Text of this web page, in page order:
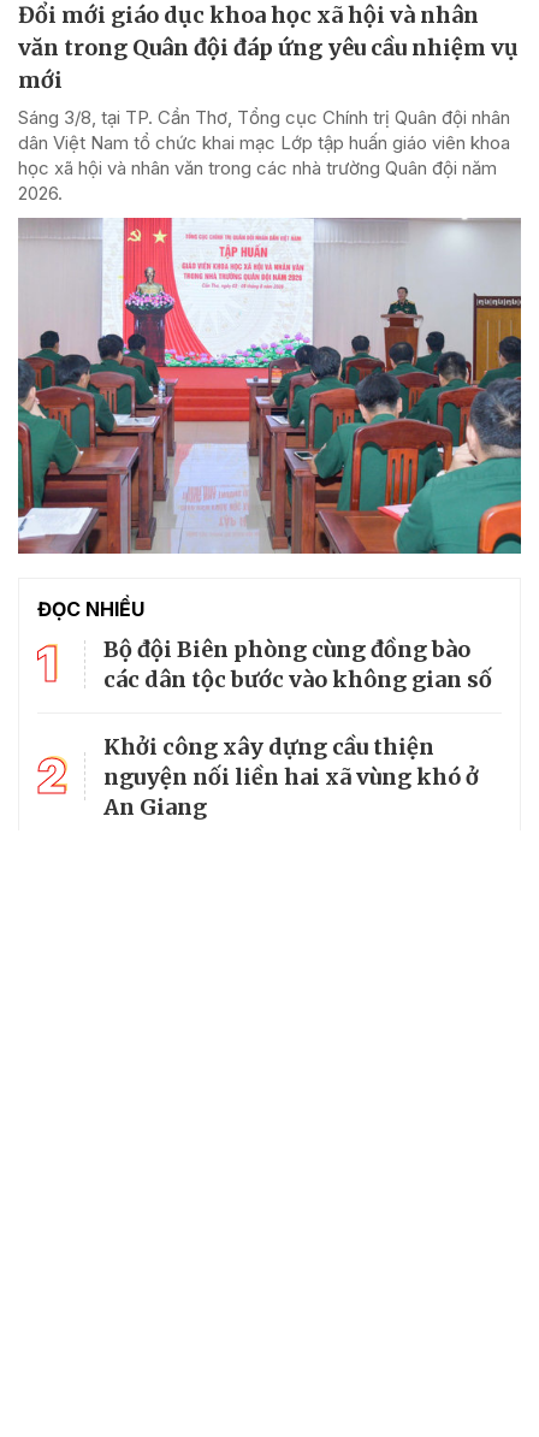
Đổi mới giáo dục khoa học xã hội và nhân
văn trong Quân đội đáp ứng yêu cầu nhiệm vụ
mới
Sáng 3/8, tại TP. Cần Thơ, Tổng cục Chính trị Quân đội nhân
dân Việt Nam tổ chức khai mạc Lớp tập huấn giáo viên khoa
học xã hội và nhân văn trong các nhà trường Quân đội năm
2026.
ĐỌC NHIỀU
1
Bộ đội Biên phòng cùng đồng bào
các dân tộc bước vào không gian số
2
Khởi công xây dựng cầu thiện
nguyện nối liền hai xã vùng khó ở
An Giang